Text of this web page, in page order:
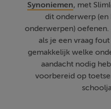
Synoniemen, met
dit onderwerp (en
onderwerpen)
als je een vraag
gemakkelijk welke
aandacht nodig
voorbereid op